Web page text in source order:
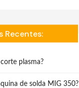
Recentes:
plasma?
de solda MIG 350?